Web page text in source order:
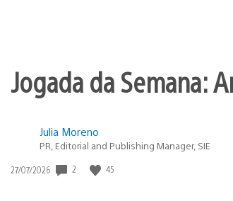
Jogada da Semana:
Julia Moreno
PR, Editorial and Publishing Manager, SIE
Data
27/07/2026 2 45